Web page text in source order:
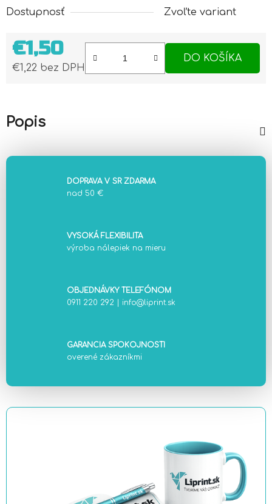
Dostupnosť Zvoľte variant
€1,50
€1,22 bez DPH
DO KOŠÍKA
Popis
DOPRAVA V SR ZDARMA
nad 50 €
VYSOKÁ FLEXIBILITA
výroba nálepiek na mieru
OBJEDNÁVKY TELEFÓNOM
0911 220 292
info@liprint.sk
GARANCIA SPOKOJNOSTI
overené zákazníkmi